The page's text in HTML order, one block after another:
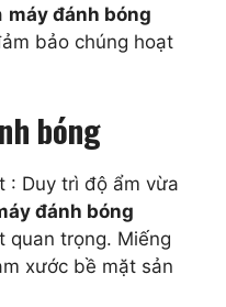
máy đánh bóng
bảo chúng hoạt
bóng
: Duy trì độ ẩm vừa
đánh bóng
quan trọng. Miếng
xước bề mặt sản